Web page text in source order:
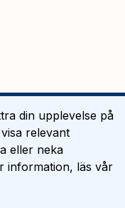
din upplevelse på
relevant
eller neka
information, läs vår